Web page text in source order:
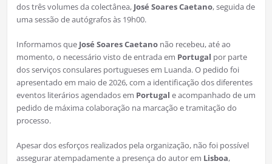
dos três volumes da colectânea, José Soares Caetano, seguida de
uma sessão de autógrafos às 19h00.
Informamos que José Soares Caetano não recebeu, até ao
momento, o necessário visto de entrada em Portugal por parte
dos serviços consulares portugueses em Luanda. O pedido foi
apresentado em maio de 2026, com a identificação dos diferentes
eventos literários agendados em Portugal e acompanhado de um
pedido de máxima colaboração na marcação e tramitação do
processo.
Apesar dos esforços realizados pela organização, não foi possível
assegurar atempadamente a presença do autor em Lisboa,